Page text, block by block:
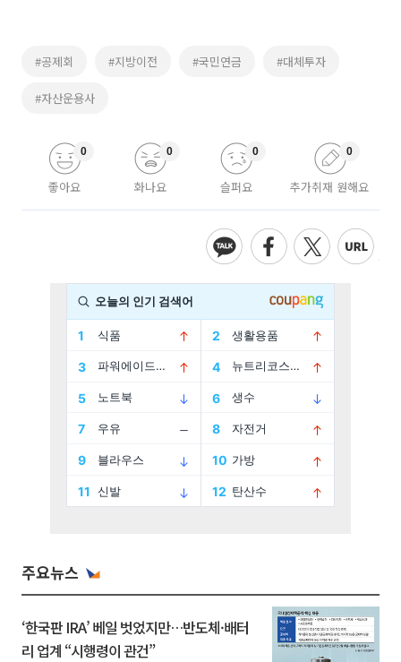
#공제회 #지방이전 #국민연금 #대체투자
#자산운용사
좋아요
0
화나요
0
슬퍼요
0
추가취재 원해요
0
주요뉴스
‘한국판 IRA’ 베일 벗었지만…반도체·배터
리 업계 “시행령이 관건”